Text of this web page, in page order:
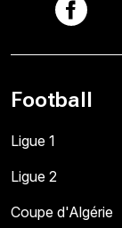
Football
Ligue 1
Ligue 2
Coupe d'Algérie